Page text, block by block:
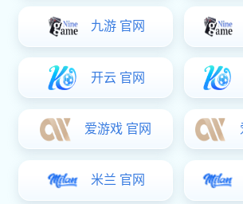
当前位置：好博体育 产品中心 > 精密系列